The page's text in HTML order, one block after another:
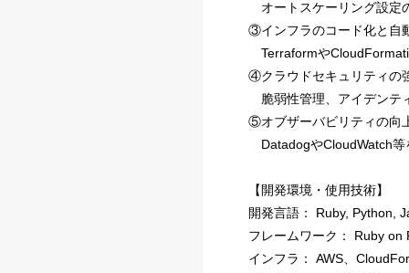
オートスケーリング設定
③インフラのコード化と自
Terraformや
④クラウドセキュリティの
脆弱性管理、アイデンテ
⑤オブザーバビリティの向
DatadogやCloudWatch等
【開発環境・使用技術】
開発言語： Ruby, Python,
フレームワーク： Ruby
インフラ： AWS、